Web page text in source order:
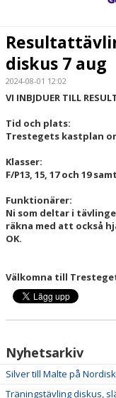
KLUBBKLÄDER
LEDARPLATTFORM
BÖRJA TRÄNA
diskus 7 aug
2024-08-01 12:02
VI INBJDUER TILL
Tid och plats:
Trestegets kastplan
Klasser:
F/P13, 15, 17 och 19
Funktionärer:
Ni som deltar i
räkna med att också
OK.
Välkomna till
Nyhetsarkiv
Silver till Malte på
Träningstävling diskus,